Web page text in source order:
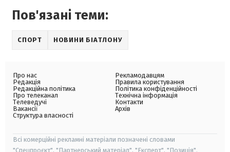
Пов'язані теми:
СПОРТ НОВИНИ БІАТЛОНУ
Про нас
Редакція
Редакційна політика
Про телеканал
Телеведучі
Вакансії
Структура власності
Рекламодавцям
Правила користування
Політика конфіденційності
Технічна інформація
Контакти
Архів
Всі комерційні рекламні матеріали позначені словами
"Спецпроєкт", "Партнерський матеріал", "Експерт", "Позиція".